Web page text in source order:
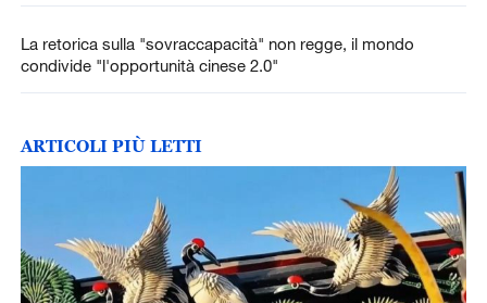
La retorica sulla "sovraccapacità" non regge, il mondo
condivide "l'opportunità cinese 2.0"
ARTICOLI PIÙ LETTI